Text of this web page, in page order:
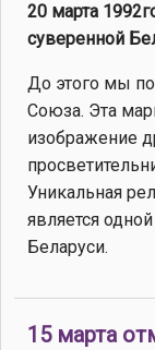
20 марта
суверенной
До этого мы
Союза. Эта
изображение
Уникальная
является
Беларуси.
15 марта